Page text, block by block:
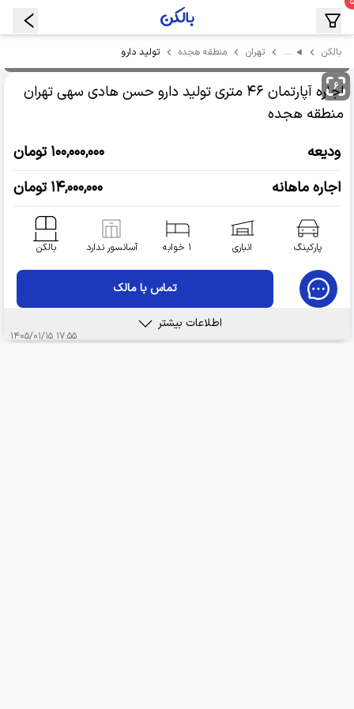
بالکن … تهران منطقه هجده تولید دارو
۶
اجاره آپارتمان ۴۶ متری تولید دارو حسن هادی سهی
تهران
منطقه هجده
ودیعه
۱۰۰,۰۰۰,۰۰۰ تومان
اجاره ماهانه
۱۴,۰۰۰,۰۰۰ تومان
پارکینگ انباری ۱ خوابه آسانسور ندارد بالکن
تماس با مالک
اطلاعات بیشتر
۱۷:۵۵ ۱۴۰۵/۰۱/۱۵